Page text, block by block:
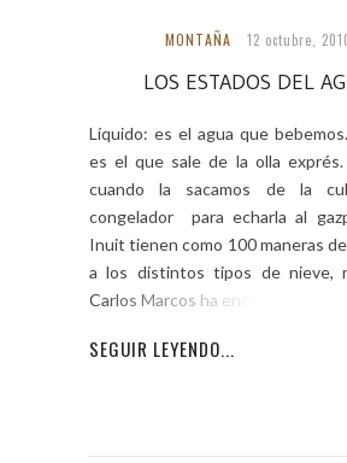
MONTAÑA 12 octubre,
LOS ESTADOS DEL
Líquido: es el agua que
es el que sale de la olla exprés.
cuando la sacamos de la
congelador para echarla al
Inuit tienen como 100 maneras
a los distintos tipos de nieve,
Carlos Marcos ha encontrado
SEGUIR LEYENDO...